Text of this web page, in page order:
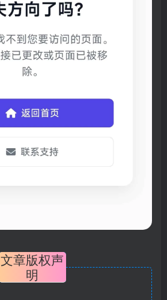
文章版权声
明